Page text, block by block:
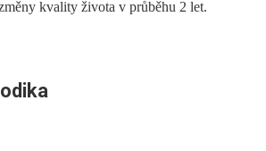
kvality života v průběhu 2 let.